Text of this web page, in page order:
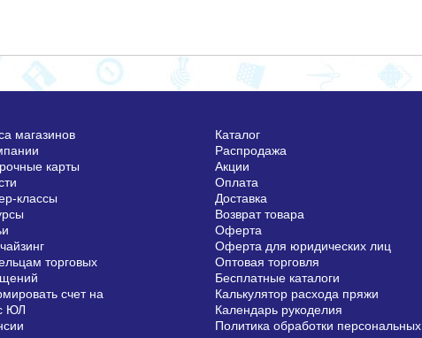
магазинов
карты
классы
торговых
счет на
ЮЛ
Каталог
Распродажа
Акции
Оплата
Доставка
Возврат товара
Оферта
Оферта для юридических лиц
Оптовая торговля
Бесплатные каталоги
Калькулятор расхода пряжи
Календарь рукоделия
Политика обработки персональных